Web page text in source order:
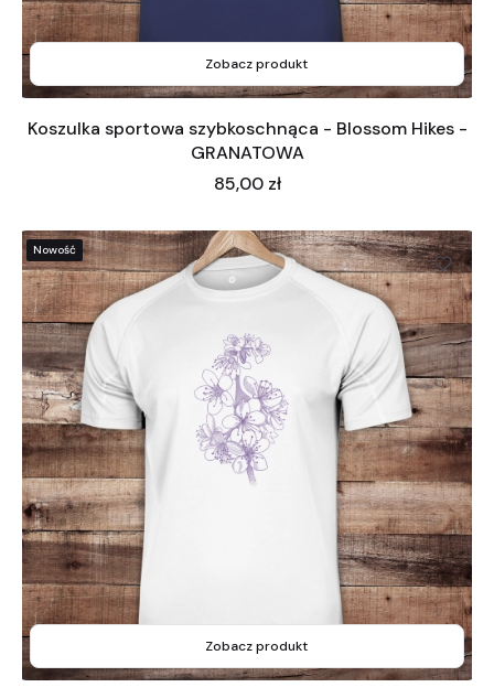
Zobacz produkt
Koszulka sportowa szybkoschnąca - Blossom Hikes -
GRANATOWA
Cena
85,00 zł
Nowość
Zobacz produkt